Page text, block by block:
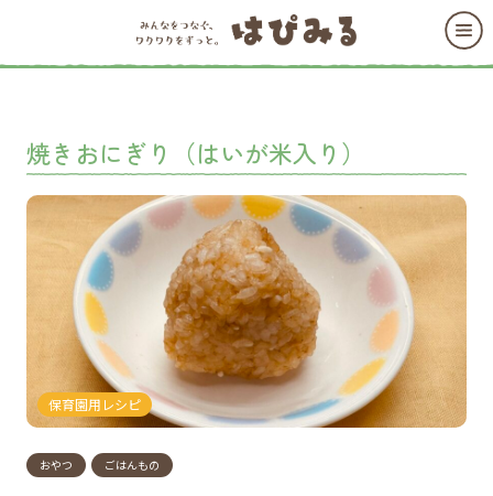
焼きおにぎり（はいが米入り）
保育園用レシピ
おやつ ごはんもの